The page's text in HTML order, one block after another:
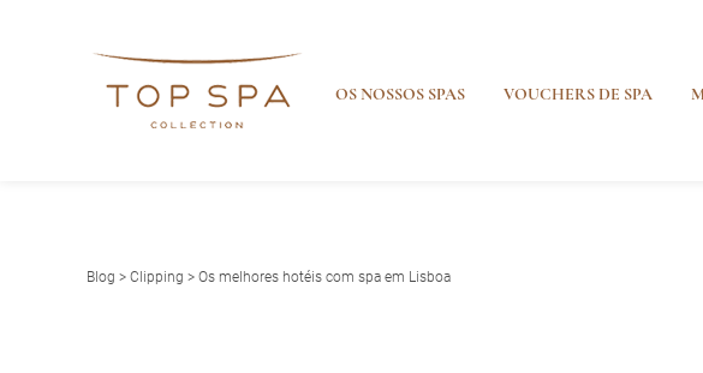
OS NOSSOS SPAS VOUCHERS DE SPA
Blog > Clipping > Os melhores hotéis com spa em Lisboa